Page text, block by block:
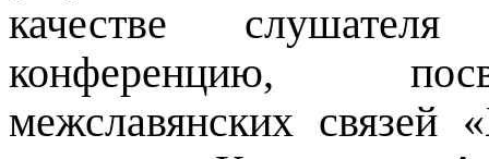
качестве
конференцию,
межславянских